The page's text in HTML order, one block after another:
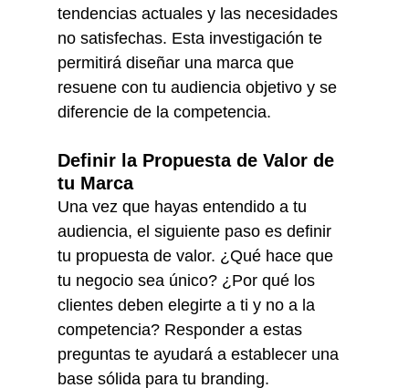
tendencias actuales y las necesidades
no satisfechas. Esta investigación te
permitirá diseñar una marca que
resuene con tu audiencia objetivo y se
diferencie de la competencia.
Definir la Propuesta de Valor de
tu Marca
Una vez que hayas entendido a tu
audiencia, el siguiente paso es definir
tu propuesta de valor. ¿Qué hace que
tu negocio sea único? ¿Por qué los
clientes deben elegirte a ti y no a la
competencia? Responder a estas
preguntas te ayudará a establecer una
base sólida para tu branding.